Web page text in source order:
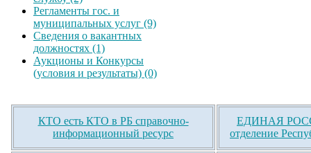
Регламенты гос. и
муниципальных услуг (9)
Сведения о вакантных
должностях (1)
Аукционы и Конкурсы
(условия и результаты) (0)
КТО есть КТО в РБ справочно-
информационный ресурс
ЕДИНАЯ
отделение